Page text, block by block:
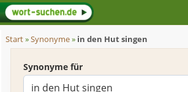
Start»Synonyme» in den Hut singen
Synonyme für